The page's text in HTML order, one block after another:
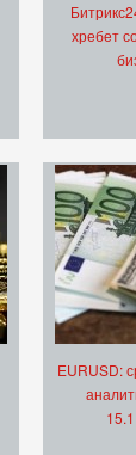
хребет
EURUSD: